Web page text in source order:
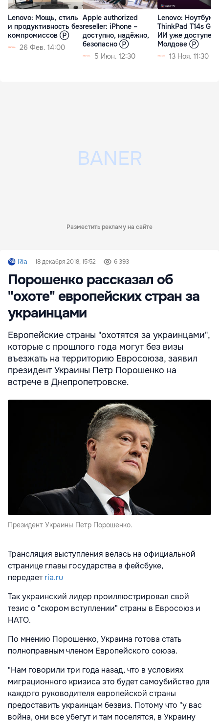
Lenovo: Мощь, стиль
и продуктивность без
компромиссов Ⓟ
26 Фев. 14:00
Apple authorized
reseller: iPhone –
доступно, надёжно,
безопасно Ⓟ
5 Июн. 12:30
Lenovo: Ноутбук
ThinkPad T14s
ИИ уже доступен в
Молдове Ⓟ
13 Ноя. 11:30
Разместить рекламу на сайте
Ria 18 декабря 2018, 15:52 6 393
Порошенко рассказал об
"охоте" европейских стран за
украинцами
Европейские страны "охотятся за украинцами",
которые с прошлого года могут без визы
въезжать на территорию Евросоюза, заявил
президент Украины Петр Порошенко на
встрече в Днепропетровске.
Президент Украины Петр Порошенко.
Трансляция выступления велась на официальной
странице главы государства в фейсбуке,
передаетria.ru
Так украинский лидер проиллюстрировал свой
тезис о "скором вступлении" страны в Евросоюз и
НАТО.
По мнению Порошенко, Украина готова стать
полноправным членом Европейского союза.
"Нам говорили три года назад, что в условиях
миграционного кризиса это будет самоубийство для
каждого руководителя европейской страны
предоставить украинцам безвиз. Потому что "у вас
война, они все убегут и там поселятся, в Украину